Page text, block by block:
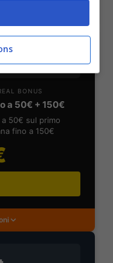
BONUS
a 50€ + 150€
50€ sul primo
fino a 150€